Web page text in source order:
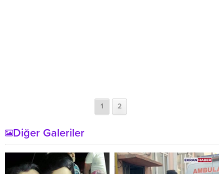
1 2
Diğer Galeriler